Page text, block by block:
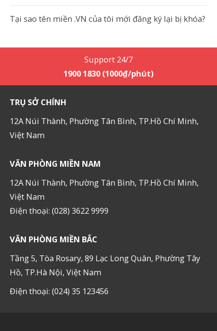
Tại sao tên miền .VN của tôi mới đăng ký lại bị khóa?
Support 24/7
1900 1830 (1000₫/phút)
TRỤ SỞ CHÍNH
12A Núi Thành, Phường Tân Bình, TP.Hồ Chí Minh,
Việt Nam
VĂN PHÒNG MIỀN NAM
12A Núi Thành, Phường Tân Bình, TP.Hồ Chí Minh,
Việt Nam
Điện thoại: (028) 3622 9999
VĂN PHÒNG MIỀN BẮC
Tầng 5, Tòa Rosary, 89 Lạc Long Quân, Phường Tây
Hồ, TP.Hà Nội, Việt Nam
Điện thoại: (024) 35 123456